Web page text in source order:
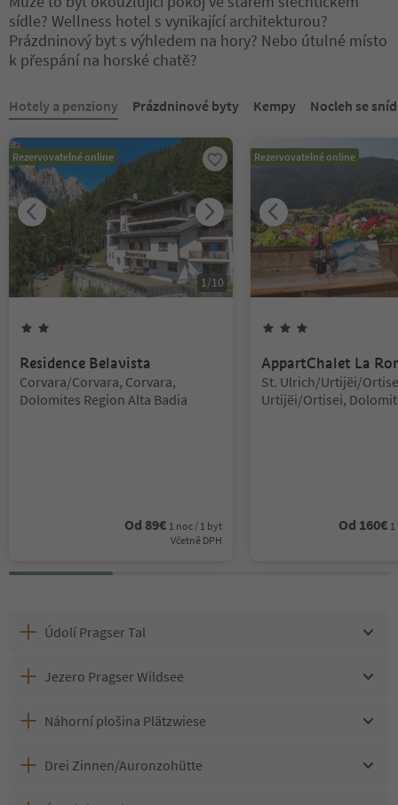
sídle? Wellness hotel s vynikající architekturou?
Prázdninový byt s výhledem na hory? Nebo útulné místo
k přespání na horské chatě?
Nacházíte se na tabulkovém posuvníku. Vyberte kartu pro
Hotely a penziony Prázdninové byty Kempy Nocleh se
Rezervovatelné online
1 /10
Residence Belavista
Lokalita:
Corvara/Corvara, Corvara,
Dolomites Region Alta Badia
Od 89€ 1 noc / 1 byt
Včetně DPH
Rezervovatelné online
AppartChalet La
Lokalita:
St. Ulrich/Urtijëi/
Urtijëi/Ortisei,
Od 160€
Údolí Pragser Tal
Jezero Pragser Wildsee
Náhorní plošina Plätzwiese
Drei Zinnen/Auronzohütte